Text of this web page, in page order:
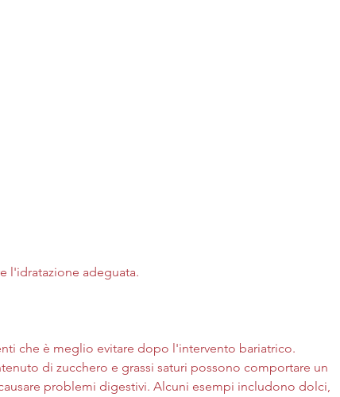
l'idratazione adeguata.
che è meglio evitare dopo l'intervento bariatrico.
di zucchero e grassi saturi possono comportare un
problemi digestivi. Alcuni esempi includono dolci,